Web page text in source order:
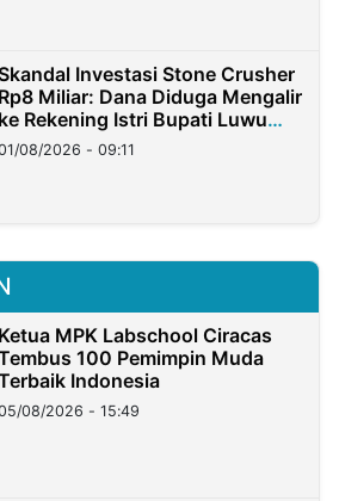
Investasi Stone Crusher
Rp8 Miliar: Dana Diduga Mengalir
ke Rekening Istri Bupati Luwu
Timur
08/2026 - 09:11
Ketua MPK Labschool Ciracas
100 Pemimpin Muda
Indonesia
08/2026 - 15:49